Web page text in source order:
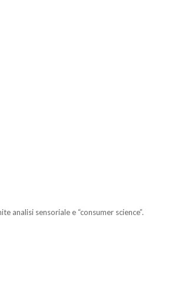
analisi sensoriale e “consumer science”.